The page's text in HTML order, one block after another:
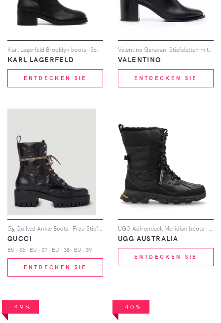
KARL LAGERFELD
ENTDECKEN SIE
VALENTINO
ENTDECKEN SIE
GUCCI
EU - 36 - EU - 37 - EU - 38 - EU - 39
ENTDECKEN SIE
UGG AUSTRALIA
ENTDECKEN SIE
-49% -40%